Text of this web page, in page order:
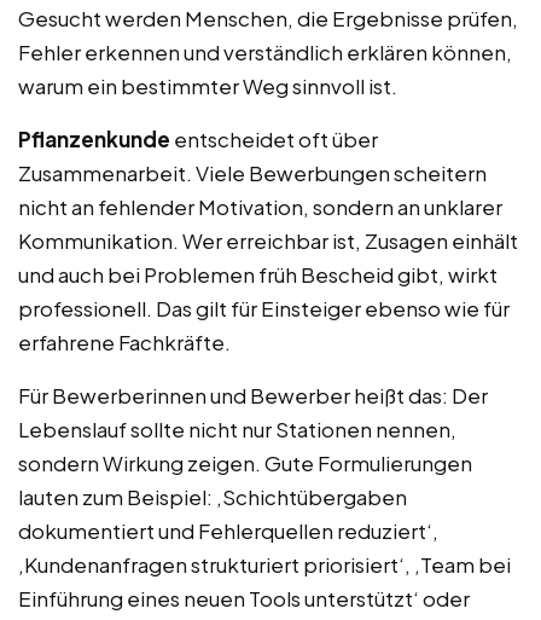
Gesucht werden Menschen, die Ergebnisse prüfen,
Fehler erkennen und verständlich erklären können,
warum ein bestimmter Weg sinnvoll ist.
Pflanzenkunde entscheidet oft über
Zusammenarbeit. Viele Bewerbungen scheitern
nicht an fehlender Motivation, sondern an unklarer
Kommunikation. Wer erreichbar ist, Zusagen einhält
und auch bei Problemen früh Bescheid gibt, wirkt
professionell. Das gilt für Einsteiger ebenso wie für
erfahrene Fachkräfte.
Für Bewerberinnen und Bewerber heißt das: Der
Lebenslauf sollte nicht nur Stationen nennen,
sondern Wirkung zeigen. Gute Formulierungen
lauten zum Beispiel: ‚Schichtübergaben
dokumentiert und Fehlerquellen reduziert‘,
‚Kundenanfragen strukturiert priorisiert‘, ‚Team bei
Einführung eines neuen Tools unterstützt‘ oder